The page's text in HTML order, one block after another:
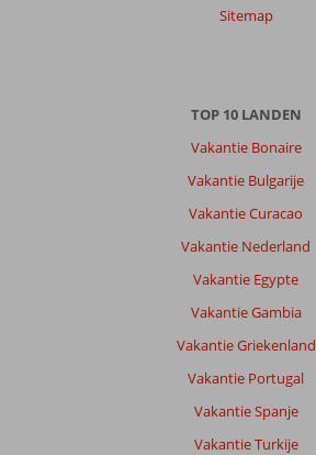
Sitemap
TOP 10 LANDEN
Vakantie Bonaire
Vakantie Bulgarije
Vakantie Curacao
Vakantie Nederland
Vakantie Egypte
Vakantie Gambia
Vakantie Griekenland
Vakantie Portugal
Vakantie Spanje
Vakantie Turkije